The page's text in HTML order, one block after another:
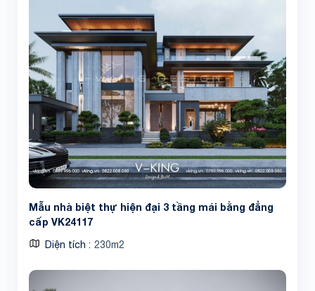
Mẫu nhà biệt thự hiện đại 3 tầng mái bằng đẳng
cấp VK24117
Diện tích 230m2